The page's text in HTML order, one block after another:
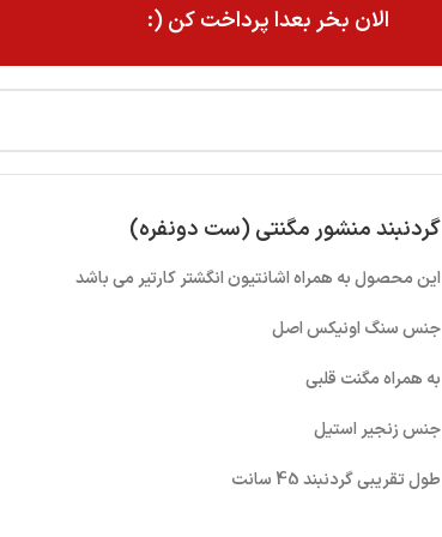
الان بخر بعدا پرداخت کن (:
گردنبند منشور مگنتی (ست دونفره)
این محصول به همراه اشانتیون انگشتر کارتیر می باشد
جنس سنگ اونیکس اصل
به همراه مگنت قلبی
جنس زنجیر استیل
طول تقریبی گردنبند 45 سانت